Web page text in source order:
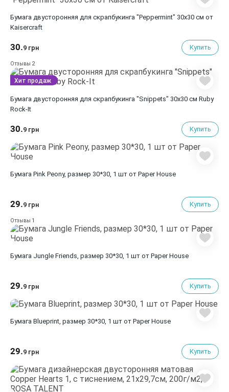
Бумага двусторонняя для скрапбукинга "Peppermint" 30х30 см от
Kaisercraft
30.9 грн Купить
Отзывы 2
Бумага двусторонняя для скрапбукинга "Snippets" 30х30 см Ruby
Rock-It
30.9 грн Купить
Хит продаж
Бумага Pink Peony, размер 30*30, 1 шт от Paper House
29.9 грн Купить
Отзывы 1
Бумага Jungle Friends, размер 30*30, 1 шт от Paper House
29.9 грн Купить
Бумага Blueprint, размер 30*30, 1 шт от Paper House
29.9 грн Купить